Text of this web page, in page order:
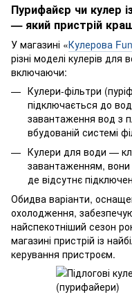
Пурифайєр чи кулер
— який пристрій
У магазині «Кулерова
різні моделі кулерів для
включаючи:
Кулери-фільтри
підключається до
завантаження вод з
вбудованій системі
Кулери для води —
завантаженням, вони
де відсутнє
Обидва варіанти,
охолодження,
найспекотніший сезон
магазині пристрій із
керування пристроєм.